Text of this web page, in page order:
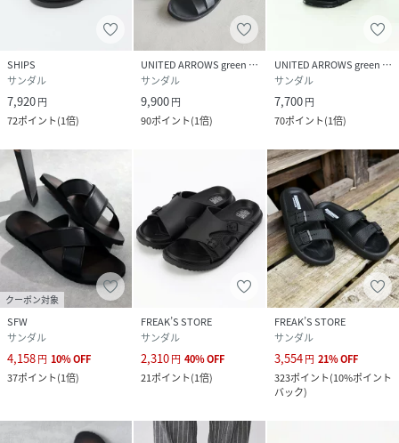
25cm、26cm、27cm、28cm、29cm
クリーニング
AM8224_32314991857
32314991857-09-50 AM8224)
SHIPS
サンダル
7,920円
72ポイント(1倍)
UNITED ARROWS green label relaxing
サンダル
9,900円
90ポイント(1倍)
UNITED ARROWS green label relaxing
サンダル
7,700円
70ポイント(1倍)
クーポン対象
SFW
サンダル
4,158円 10%OFF
37ポイント(1倍)
FREAK’S STORE
サンダル
2,310円 40%OFF
21ポイント(1倍)
FREAK’S STORE
サンダル
3,554円 21%OFF
323ポイント(10%ポイント
バック)